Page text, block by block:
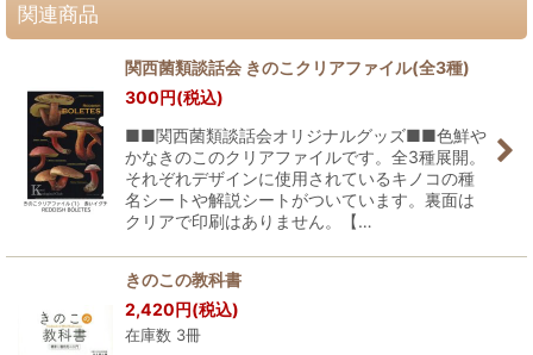
関連商品
関西菌類談話会 きのこクリアファイル(全3種)
300円(税込)
■■関西菌類談話会オリジナルグッズ■■色鮮や
かなきのこのクリアファイルです。全3種展開。
それぞれデザインに使用されているキノコの種
名シートや解説シートがついています。裏面は
クリアで印刷はありません。【…
きのこの教科書
2,420円(税込)
在庫数 3冊